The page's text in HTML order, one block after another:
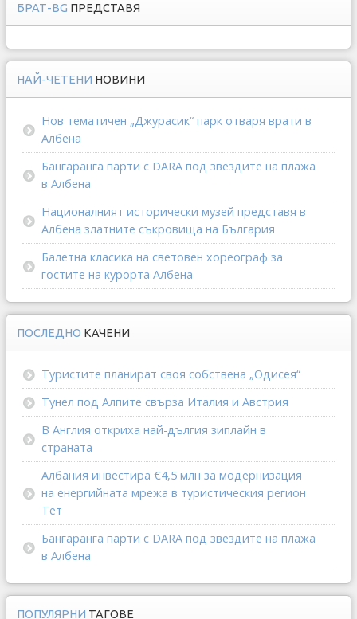
БРАТ-BG ПРЕДСТАВЯ
НАЙ-ЧЕТЕНИ НОВИНИ
Нов тематичен „Джурасик“ парк отваря врати в
Албена
Бангаранга парти с DARA под звездите на плажа
в Албена
Националният исторически музей представя в
Албена златните съкровища на България
Балетна класика на световен хореограф за
гостите на курорта Албена
ПОСЛЕДНО КАЧЕНИ
Туристите планират своя собствена „Одисея“
Тунел под Алпите свърза Италия и Австрия
В Англия откриха най-дългия зиплайн в
страната
Албания инвестира €4,5 млн за модернизация
на енергийната мрежа в туристическия регион
Тет
Бангаранга парти с DARA под звездите на плажа
в Албена
ПОПУЛЯРНИ ТАГОВЕ